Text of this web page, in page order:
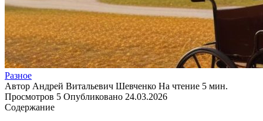
Разное
Автор Андрей Витальевич Шевченко На чтение 5 мин.
Просмотров 5 Опубликовано 24.03.2026
Содержание